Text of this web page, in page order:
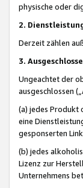
physische oder
2.
Derzeit zählen
3.
Ungeachtet der
ausgeschlossen
(a) jedes Produkt
eine
gesponserten
(b) jedes
Lizenz zur
Unternehmens